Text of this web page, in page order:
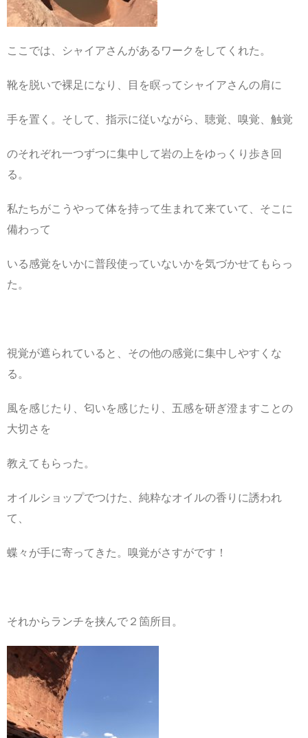
ここでは、シャイアさんがあるワークをしてくれた。
靴を脱いで裸足になり、目を瞑ってシャイアさんの肩に
手を置く。そして、指示に従いながら、聴覚、嗅覚、触覚
のそれぞれ一つずつに集中して岩の上をゆっくり歩き回
る。
私たちがこうやって体を持って生まれて来ていて、そこに
備わって
いる感覚をいかに普段使っていないかを気づかせてもらっ
た。
視覚が遮られていると、その他の感覚に集中しやすくな
る。
風を感じたり、匂いを感じたり、五感を研ぎ澄ますことの
大切さを
教えてもらった。
オイルショップでつけた、純粋なオイルの香りに誘われ
て、
蝶々が手に寄ってきた。嗅覚がさすがです！
それからランチを挟んで２箇所目。